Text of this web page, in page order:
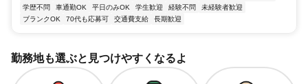
学歴不問
車通勤OK 平日のみOK 学生歓迎 経験不問
未経験者歓迎
ブランクOK
70代も応募可 交通費支給 長期歓迎
勤務地も選ぶと見つけやすくなるよ